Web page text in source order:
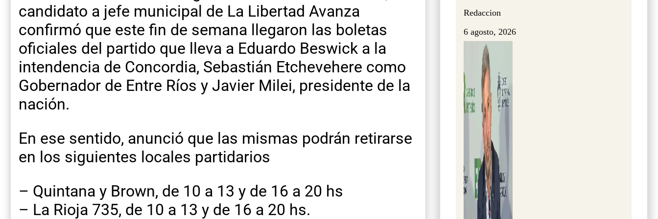
candidato a jefe municipal de La Libertad Avanza
confirmó que este fin de semana llegaron las boletas
oficiales del partido que lleva a Eduardo Beswick a la
intendencia de Concordia, Sebastián Etchevehere como
Gobernador de Entre Ríos y Javier Milei, presidente de la
nación.
En ese sentido, anunció que las mismas podrán retirarse
en los siguientes locales partidarios
– Quintana y Brown, de 10 a 13 y de 16 a 20 hs
– La Rioja 735, de 10 a 13 y de 16 a 20 hs.
Redaccion
6 agosto, 2026